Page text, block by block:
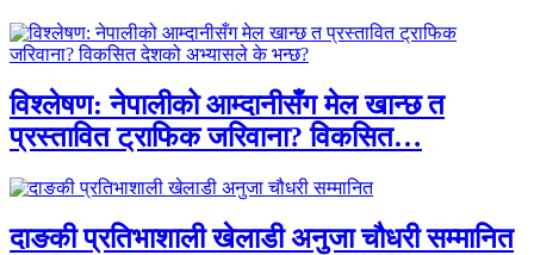
विश्लेषण: नेपालीको आम्दानीसँग मेल खान्छ त
प्रस्तावित ट्राफिक जरिवाना? विकसित…
दाङकी प्रतिभाशाली खेलाडी अनुजा चौधरी सम्मानित